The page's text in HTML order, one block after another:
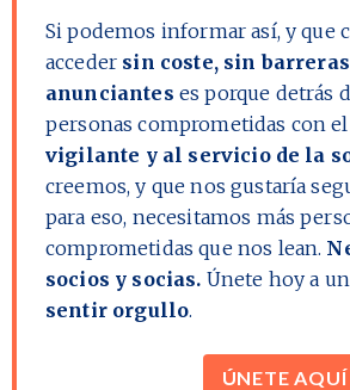
Si podemos informar así, y que
acceder sin coste, sin barreras
anunciantes es porque detrás
personas comprometidas con el
vigilante y al servicio de la
creemos, y que nos gustaría
para eso, necesitamos más
comprometidas que nos lean.
socios y socias. Únete hoy a
sentir orgullo.
ÚNETE AQUÍ